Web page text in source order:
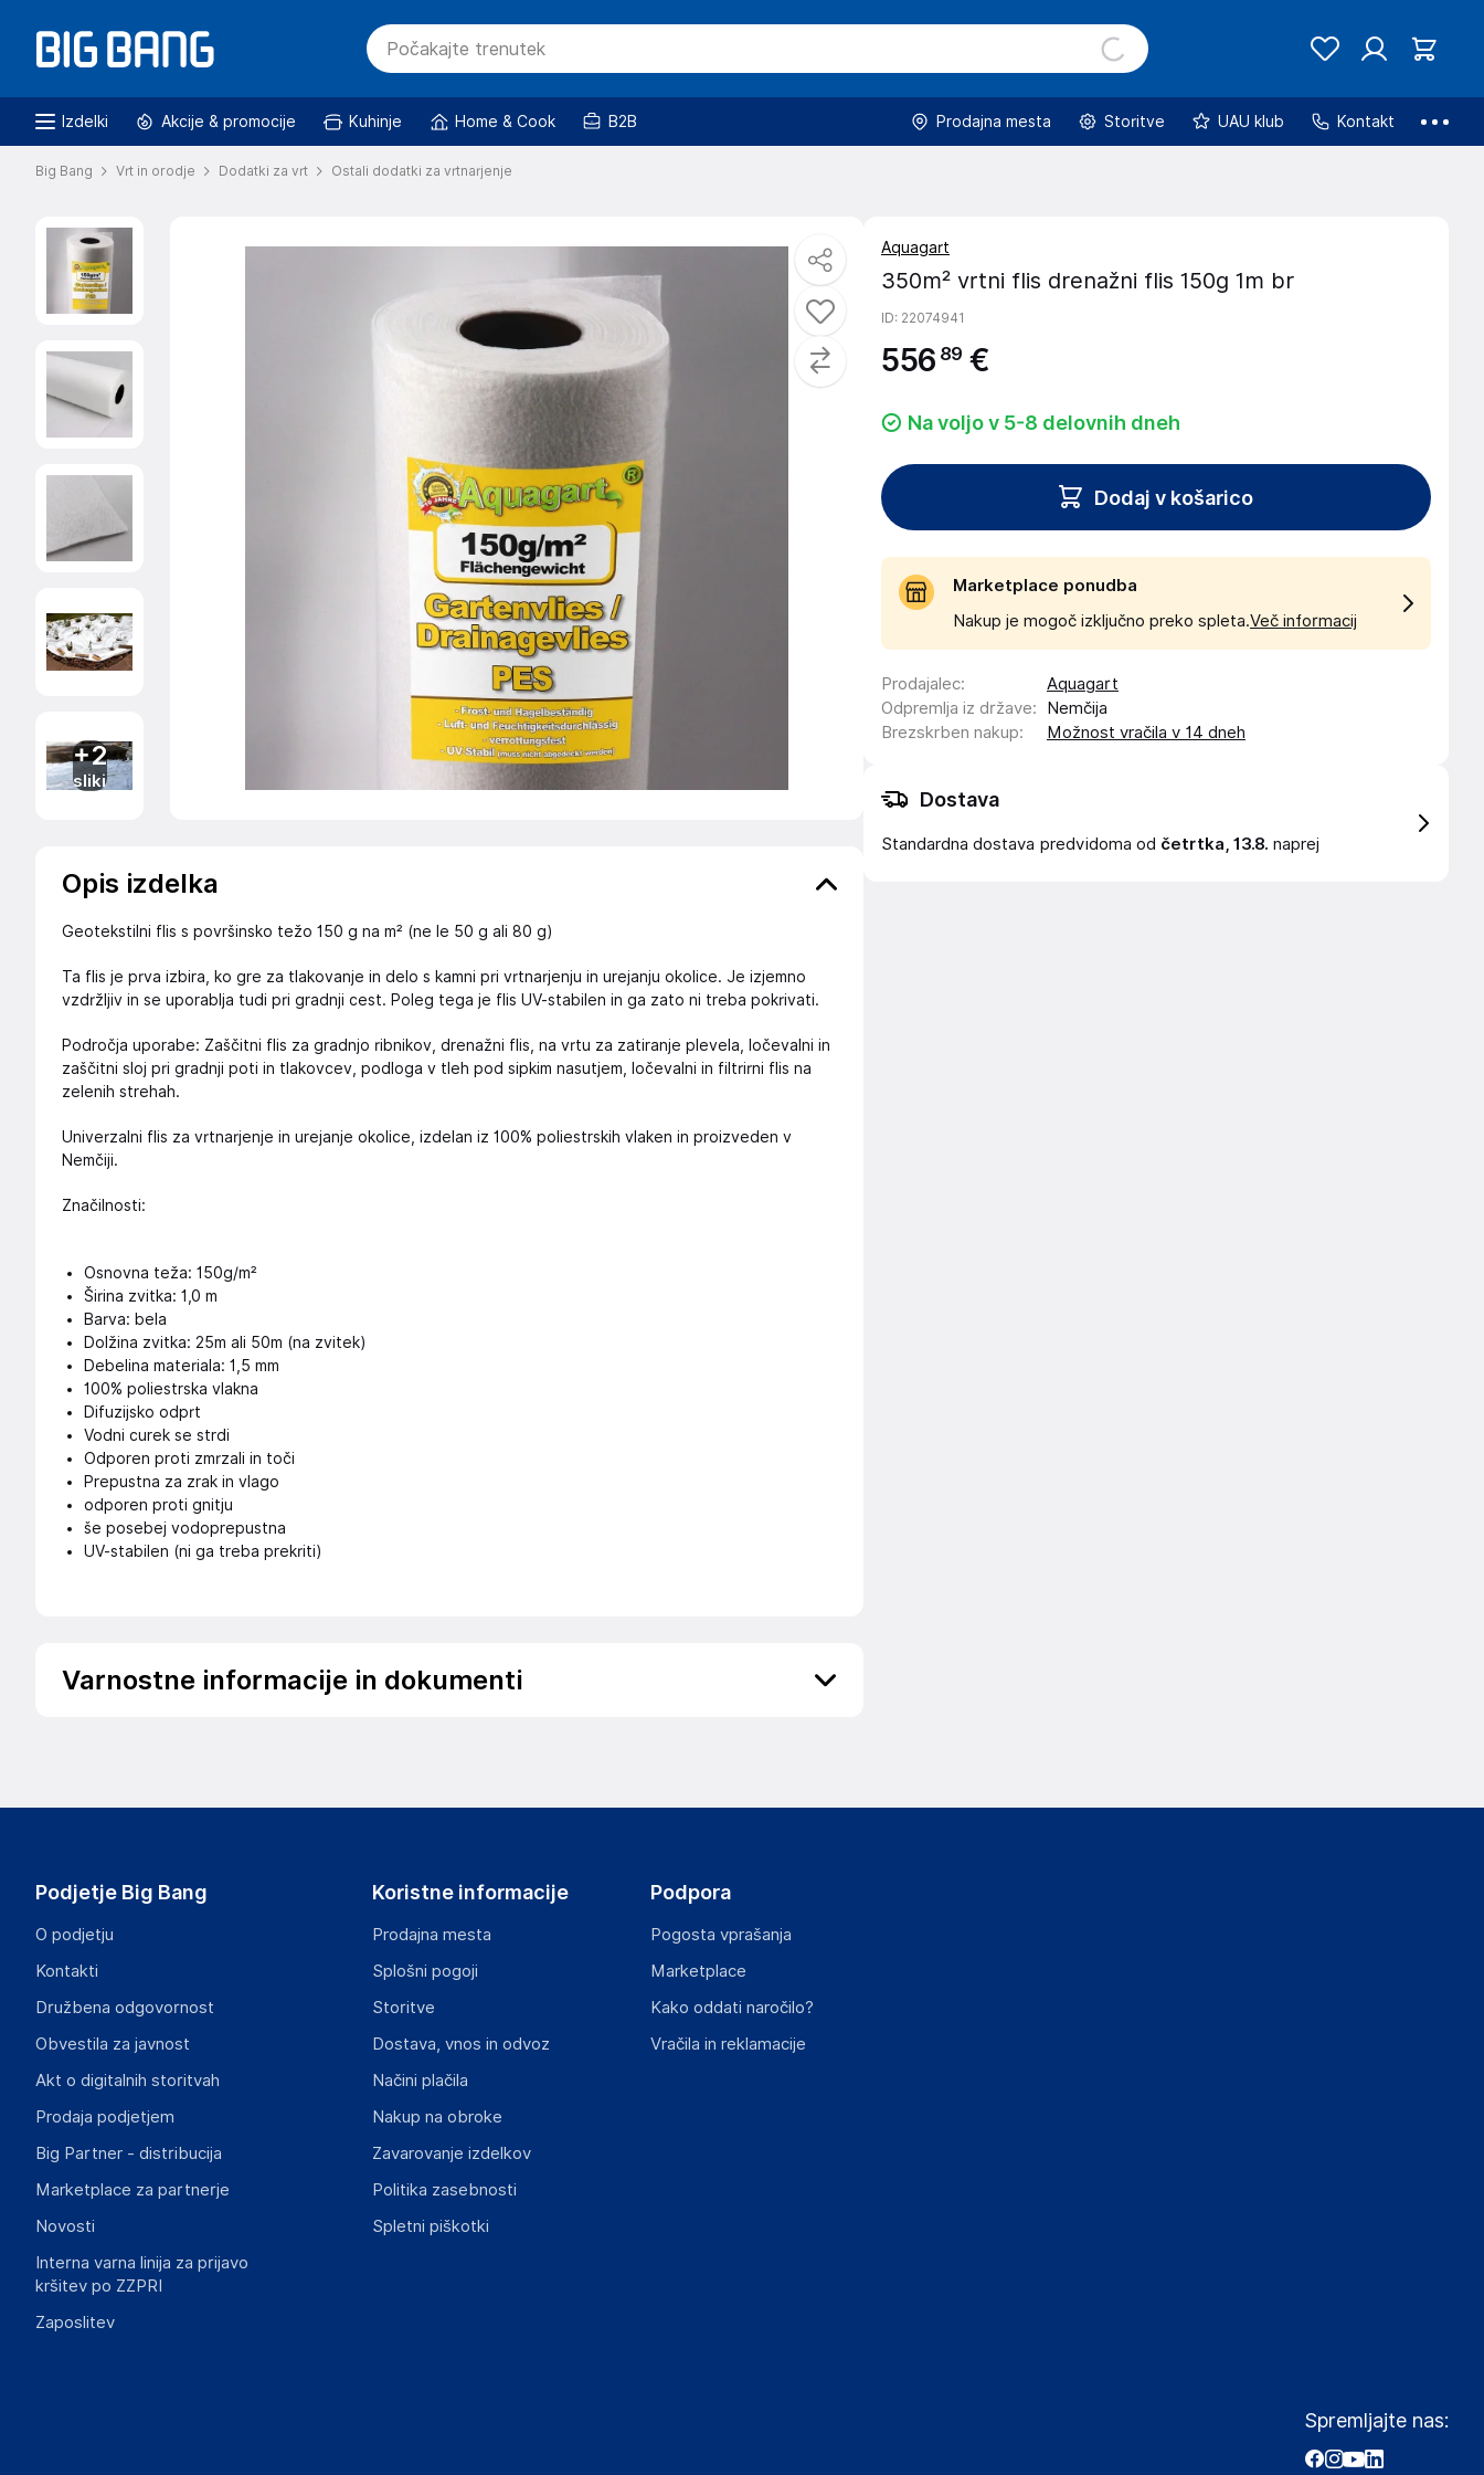
Izdelki Akcije & promocije Kuhinje Home & Cook B2B Prodajna mesta Storitve UAU klub Kontakt
Big Bang Vrt in orodje Dodatki za vrt Ostali dodatki za vrtnarjenje
+2
sliki
Opis izdelka
Geotekstilni flis s površinsko težo 150 g na m² (ne le 50 g ali 80 g)
Ta flis je prva izbira, ko gre za tlakovanje in delo s kamni pri vrtnarjenju in urejanju okolice. Je izjemno
vzdržljiv in se uporablja tudi pri gradnji cest. Poleg tega je flis UV-stabilen in ga zato ni treba pokrivati.
Področja uporabe: Zaščitni flis za gradnjo ribnikov, drenažni flis, na vrtu za zatiranje plevela, ločevalni in
zaščitni sloj pri gradnji poti in tlakovcev, podloga v tleh pod sipkim nasutjem, ločevalni in filtrirni flis na
zelenih strehah.
Univerzalni flis za vrtnarjenje in urejanje okolice, izdelan iz 100% poliestrskih vlaken in proizveden v
Nemčiji.
Značilnosti:
Osnovna teža: 150g/m²
Širina zvitka: 1,0 m
Barva: bela
Dolžina zvitka: 25m ali 50m (na zvitek)
Debelina materiala: 1,5 mm
100% poliestrska vlakna
Difuzijsko odprt
Vodni curek se strdi
Odporen proti zmrzali in toči
Prepustna za zrak in vlago
odporen proti gnitju
še posebej vodoprepustna
UV-stabilen (ni ga treba prekriti)
Varnostne informacije in dokumenti
verkau@aquagart.de
Gospodarski subjekt s sedežem v EU, ki zagotavlja skladnost izdelka z zahtevanimi predpisi.
Heubischer Ortsstraße 79 96524 Föritztal
Germany
Slike o varnosti izdelka
Slike o varnosti izdelka vsebujejo opozorila na embalaži izdelka in lahko vključujejo ključne varnostne
Aquagart
350m² vrtni flis drenažni flis 150g 1m br
ID: 22074941
556 89 €
Na voljo v 5-8 delovnih dneh
Dodaj v košarico
Marketplace ponudba
Nakup je mogoč izključno preko spleta.Več informacij
Prodajalec:
Aquagart
Odpremlja iz države:
Nemčija
Brezskrben nakup: Možnost vračila v 14 dneh
Dostava
Standardna dostava predvidoma od četrtka, 13.8. naprej
Podjetje Big Bang
O podjetju
Kontakti
Družbena odgovornost
Obvestila za javnost
Akt o digitalnih storitvah
Prodaja podjetjem
Big Partner - distribucija
Marketplace za partnerje
Novosti
Interna varna linija za prijavo
kršitev po ZZPRI
Zaposlitev
Koristne informacije
Prodajna mesta
Splošni pogoji
Storitve
Dostava, vnos in odvoz
Načini plačila
Nakup na obroke
Zavarovanje izdelkov
Politika zasebnosti
Spletni piškotki
Podpora
Pogosta vprašanja
Marketplace
Kako oddati naročilo?
Vračila in reklamacije
Spremljajte nas: